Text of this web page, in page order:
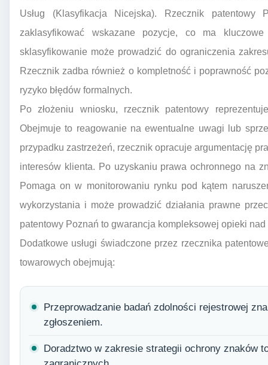
Usług (Klasyfikacja Nicejska). Rzecznik patentowy
zaklasyfikować wskazane pozycje, co ma
sklasyfikowanie może prowadzić do ograniczenia
Rzecznik zadba również o kompletność i poprawność
ryzyko błędów formalnych.
Po złożeniu wniosku, rzecznik patentowy
Obejmuje to reagowanie na ewentualne uwagi lub
przypadku zastrzeżeń, rzecznik opracuje argumentację
interesów klienta. Po uzyskaniu prawa ochronnego na
Pomaga on w monitorowaniu rynku pod kątem
wykorzystania i może prowadzić działania prawne
patentowy Poznań to gwarancja kompleksowej opieki nad
Dodatkowe usługi świadczone przez rzecznika
towarowych obejmują:
Przeprowadzanie badań zdolności rejestrowej
zgłoszeniem.
Doradztwo w zakresie strategii ochrony znaków